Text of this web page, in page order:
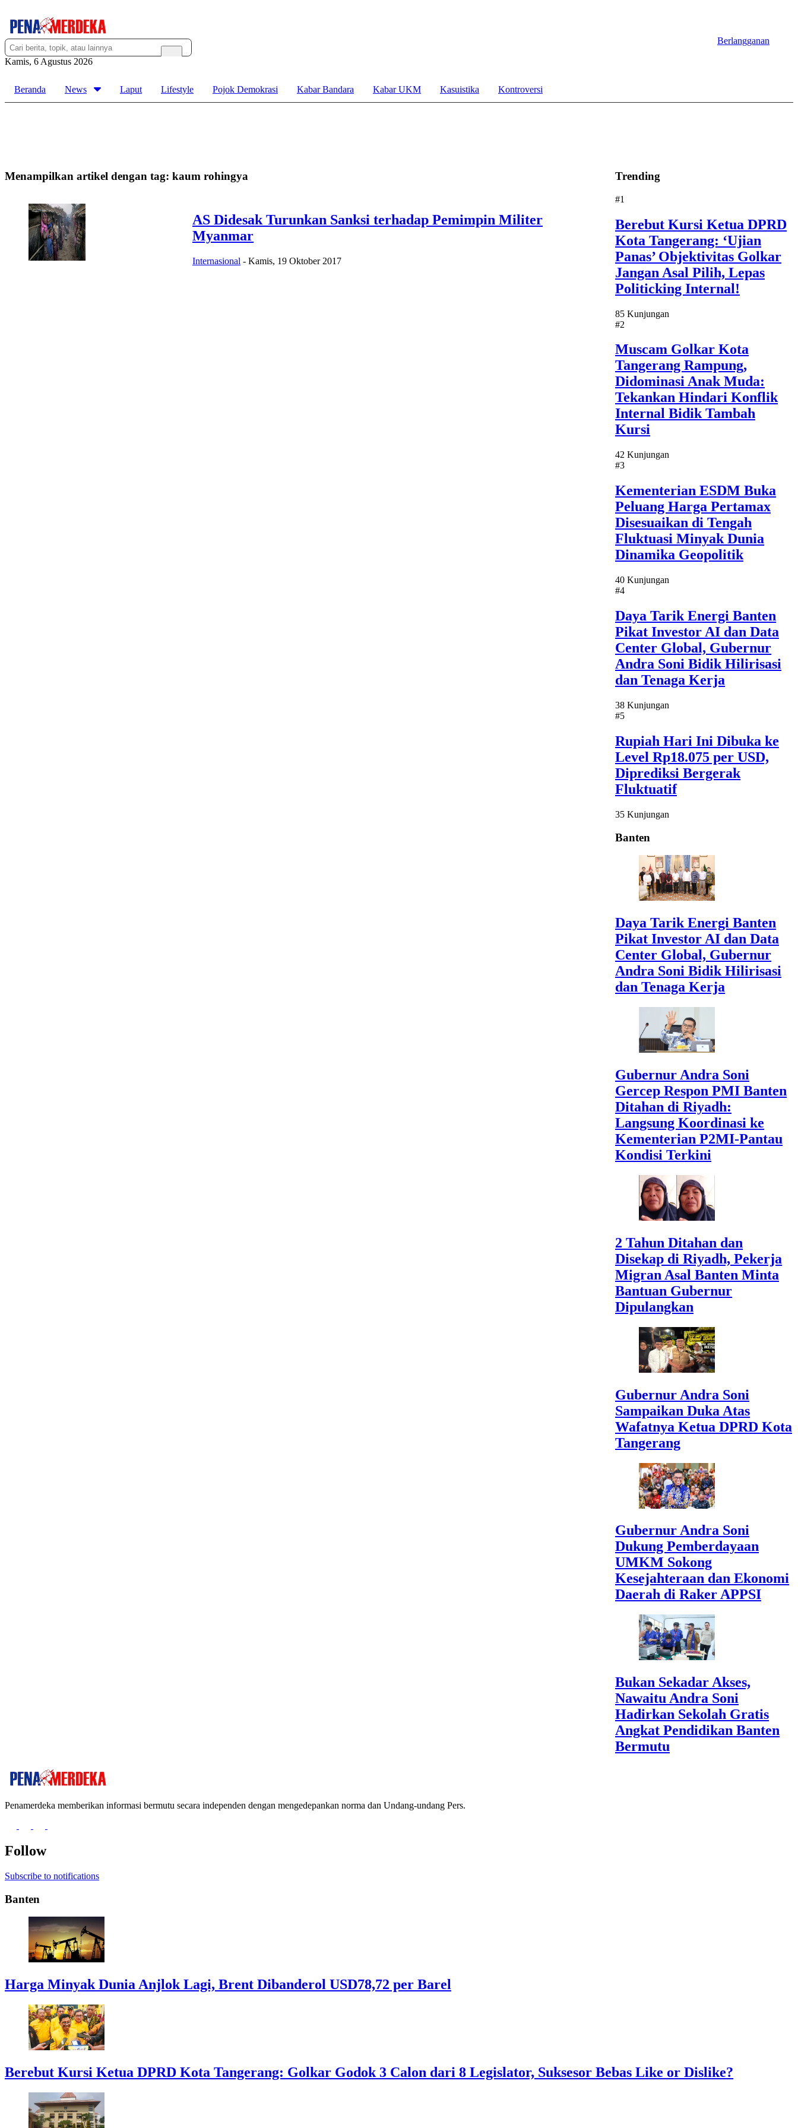
Kamis, 6 Agustus 2026
Berlangganan
Beranda News Laput Lifestyle Pojok Demokrasi Kabar Bandara Kabar UKM Kasuistika Kontroversi
Menampilkan artikel dengan tag: kaum rohingya
AS Didesak Turunkan Sanksi terhadap Pemimpin Militer
Myanmar
Internasional - Kamis, 19 Oktober 2017
Trending
#1
Berebut Kursi Ketua DPRD
Kota Tangerang: ‘Ujian
Panas’ Objektivitas Golkar
Jangan Asal Pilih, Lepas
Politicking Internal!
85 Kunjungan
#2
Muscam Golkar Kota
Tangerang Rampung,
Didominasi Anak Muda:
Tekankan Hindari Konflik
Internal Bidik Tambah
Kursi
42 Kunjungan
#3
Kementerian ESDM Buka
Peluang Harga Pertamax
Disesuaikan di Tengah
Fluktuasi Minyak Dunia
Dinamika Geopolitik
40 Kunjungan
#4
Daya Tarik Energi Banten
Pikat Investor AI dan Data
Center Global, Gubernur
Andra Soni Bidik Hilirisasi
dan Tenaga Kerja
38 Kunjungan
#5
Rupiah Hari Ini Dibuka ke
Level Rp18.075 per USD,
Diprediksi Bergerak
Fluktuatif
35 Kunjungan
Banten
Daya Tarik Energi Banten
Pikat Investor AI dan Data
Center Global, Gubernur
Andra Soni Bidik Hilirisasi
dan Tenaga Kerja
Gubernur Andra Soni
Gercep Respon PMI Banten
Ditahan di Riyadh:
Langsung Koordinasi ke
Kementerian P2MI-Pantau
Kondisi Terkini
2 Tahun Ditahan dan
Disekap di Riyadh, Pekerja
Migran Asal Banten Minta
Bantuan Gubernur
Dipulangkan
Gubernur Andra Soni
Sampaikan Duka Atas
Wafatnya Ketua DPRD Kota
Tangerang
Gubernur Andra Soni
Dukung Pemberdayaan
UMKM Sokong
Kesejahteraan dan Ekonomi
Daerah di Raker APPSI
Bukan Sekadar Akses,
Nawaitu Andra Soni
Hadirkan Sekolah Gratis
Angkat Pendidikan Banten
Bermutu
Penamerdeka memberikan informasi bermutu secara independen dengan mengedepankan norma dan Undang-undang Pers.
Follow
Subscribe to notifications
Banten
Harga Minyak Dunia Anjlok Lagi, Brent Dibanderol USD78,72 per Barel
Berebut Kursi Ketua DPRD Kota Tangerang: Golkar Godok 3 Calon dari 8 Legislator, Suksesor Bebas Like or Dislike?